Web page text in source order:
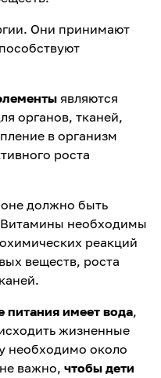
Они принимают
являются
органов, тканей,
в организм
роста
должно быть
Витамины необходимы
реакций
веществ, роста
питания имеет вода,
жизненные
необходимо около
важно, чтобы дети